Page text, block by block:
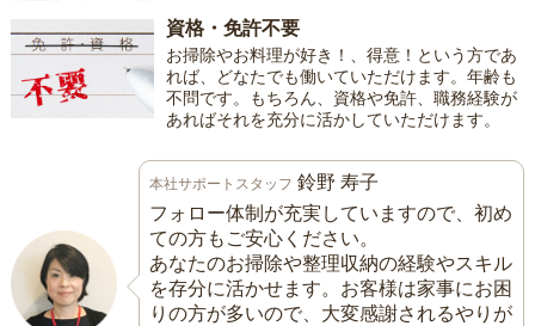
資格・免許不要
お掃除やお料理が好き！、得意！という方であ
れば、どなたでも働いていただけます。年齢も
不問です。もちろん、資格や免許、職務経験が
あればそれを充分に活かしていただけます。
本社サポートスタッフ 鈴野 寿子
フォロー体制が充実していますので、初め
ての方もご安心ください。
あなたのお掃除や整理収納の経験やスキル
を存分に活かせます。お客様は家事にお困
りの方が多いので、大変感謝されるやりが